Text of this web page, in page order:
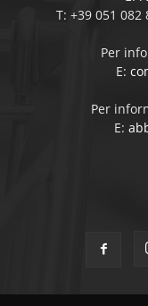
T: +39 051 082
Per
E:
Per
E: